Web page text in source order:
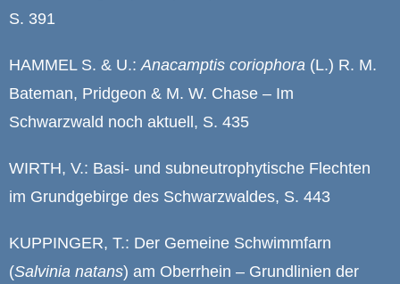
S. 391
HAMMEL S. & U.:Anacamptis coriophora (L.) R. M.
Bateman, Pridgeon & M. W. Chase – Im
Schwarzwald noch aktuell, S. 435
WIRTH, V.: Basi- und subneutrophytische Flechten
im Grundgebirge des Schwarzwaldes, S. 443
KUPPINGER, T.: Der Gemeine Schwimmfarn
(Salvinia natans) am Oberrhein – Grundlinien der